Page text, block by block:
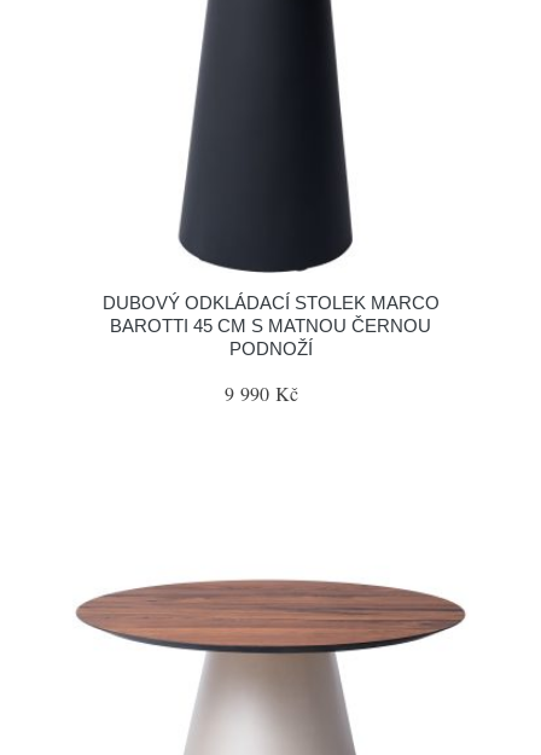
DUBOVÝ ODKLÁDACÍ STOLEK MARCO
BAROTTI 45 CM S MATNOU ČERNOU
PODNOŽÍ
9 990 Kč